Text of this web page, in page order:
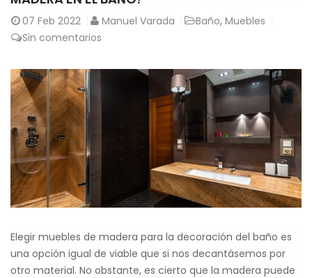
07 Feb 2022 Manuel Varada Baño, Muebles
Sin comentarios
Elegir muebles de madera para la decoración del baño es
una opción igual de viable que si nos decantásemos por
otro material. No obstante, es cierto que la madera puede